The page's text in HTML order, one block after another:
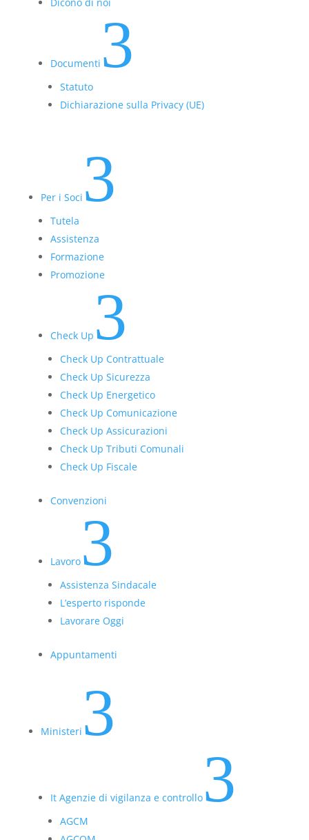
Documenti 3
Statuto
Dichiarazione sulla Privacy (UE)
Per i Soci 3
Tutela
Assistenza
Formazione
Promozione
Check Up 3
Check Up Contrattuale
Check Up Sicurezza
Check Up Energetico
Check Up Comunicazione
Check Up Assicurazioni
Check Up Tributi Comunali
Check Up Fiscale
Convenzioni
Lavoro3
Assistenza Sindacale
L’esperto risponde
Lavorare Oggi
Appuntamenti
Ministeri 3
It Agenzie di vigilanza e controllo3
AGCM